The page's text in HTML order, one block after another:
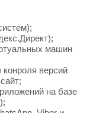
машин
версий
на базе